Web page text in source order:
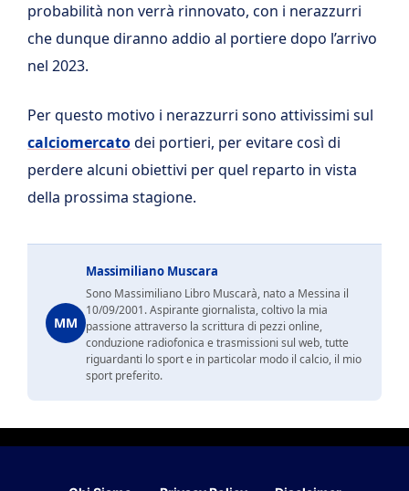
probabilità non verrà rinnovato, con i nerazzurri
che dunque diranno addio al portiere dopo l’arrivo
nel 2023.
Per questo motivo i nerazzurri sono attivissimi sul
calciomercatodei portieri, per evitare così di
perdere alcuni obiettivi per quel reparto in vista
della prossima stagione.
MM
Massimiliano Muscara
Sono Massimiliano Libro Muscarà, nato a Messina il
10/09/2001. Aspirante giornalista, coltivo la mia
passione attraverso la scrittura di pezzi online,
conduzione radiofonica e trasmissioni sul web, tutte
riguardanti lo sport e in particolar modo il calcio, il mio
sport preferito.